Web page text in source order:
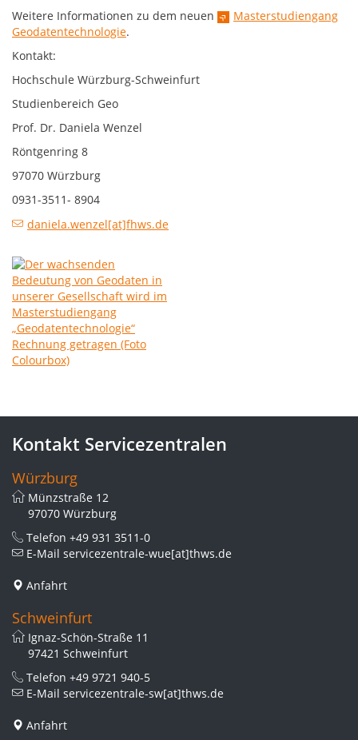
Weitere Informationen zu dem neuen
Masterstudiengang
Geodatentechnologie.
Kontakt:
Hochschule Würzburg-Schweinfurt
Studienbereich Geo
Prof. Dr. Daniela Wenzel
Röntgenring 8
97070 Würzburg
0931-3511- 8904
daniela.wenzel[at]fhws.de
Kontakt Servicezentralen
Würzburg
Münzstraße 12
97070 Würzburg
Telefon +49 931 3511-0
E-Mail servicezentrale-wue[at]thws.de
Anfahrt
Schweinfurt
Ignaz-Schön-Straße 11
97421 Schweinfurt
Telefon +49 9721 940-5
E-Mail servicezentrale-sw[at]thws.de
Anfahrt